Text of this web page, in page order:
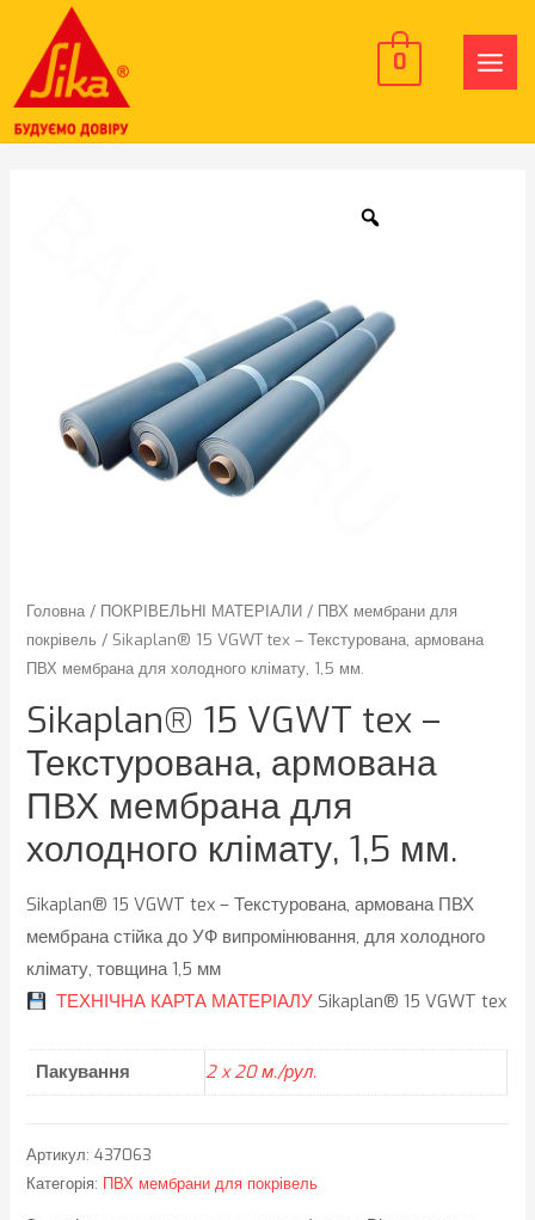
0
MAIN
Головна / ПОКРІВЕЛЬНІ МАТЕРІАЛИ / ПВХ мембрани для
покрівель / Sikaplan® 15 VGWT tex – Текстурована, армована
ПВХ мембрана для холодного клімату, 1,5 мм.
Sikaplan® 15 VGWT tex –
Текстурована, армована
ПВХ мембрана для
холодного клімату, 1,5 мм.
Sikaplan® 15 VGWT tex – Текстурована, армована ПВХ
мембрана стійка до УФ випромінювання, для холодного
клімату, товщина 1,5 мм
ТЕХНІЧНА КАРТА МАТЕРІАЛУ Sikaplan® 15 VGWT tex
Пакування 2 x 20 м./рул.
Артикул:437063
Категорія: ПВХ мембрани для покрівель